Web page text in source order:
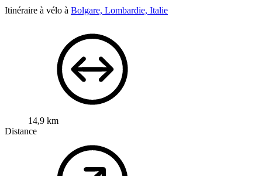
Itinéraire à vélo à Bolgare, Lombardie, Italie
14,9 km
Distance